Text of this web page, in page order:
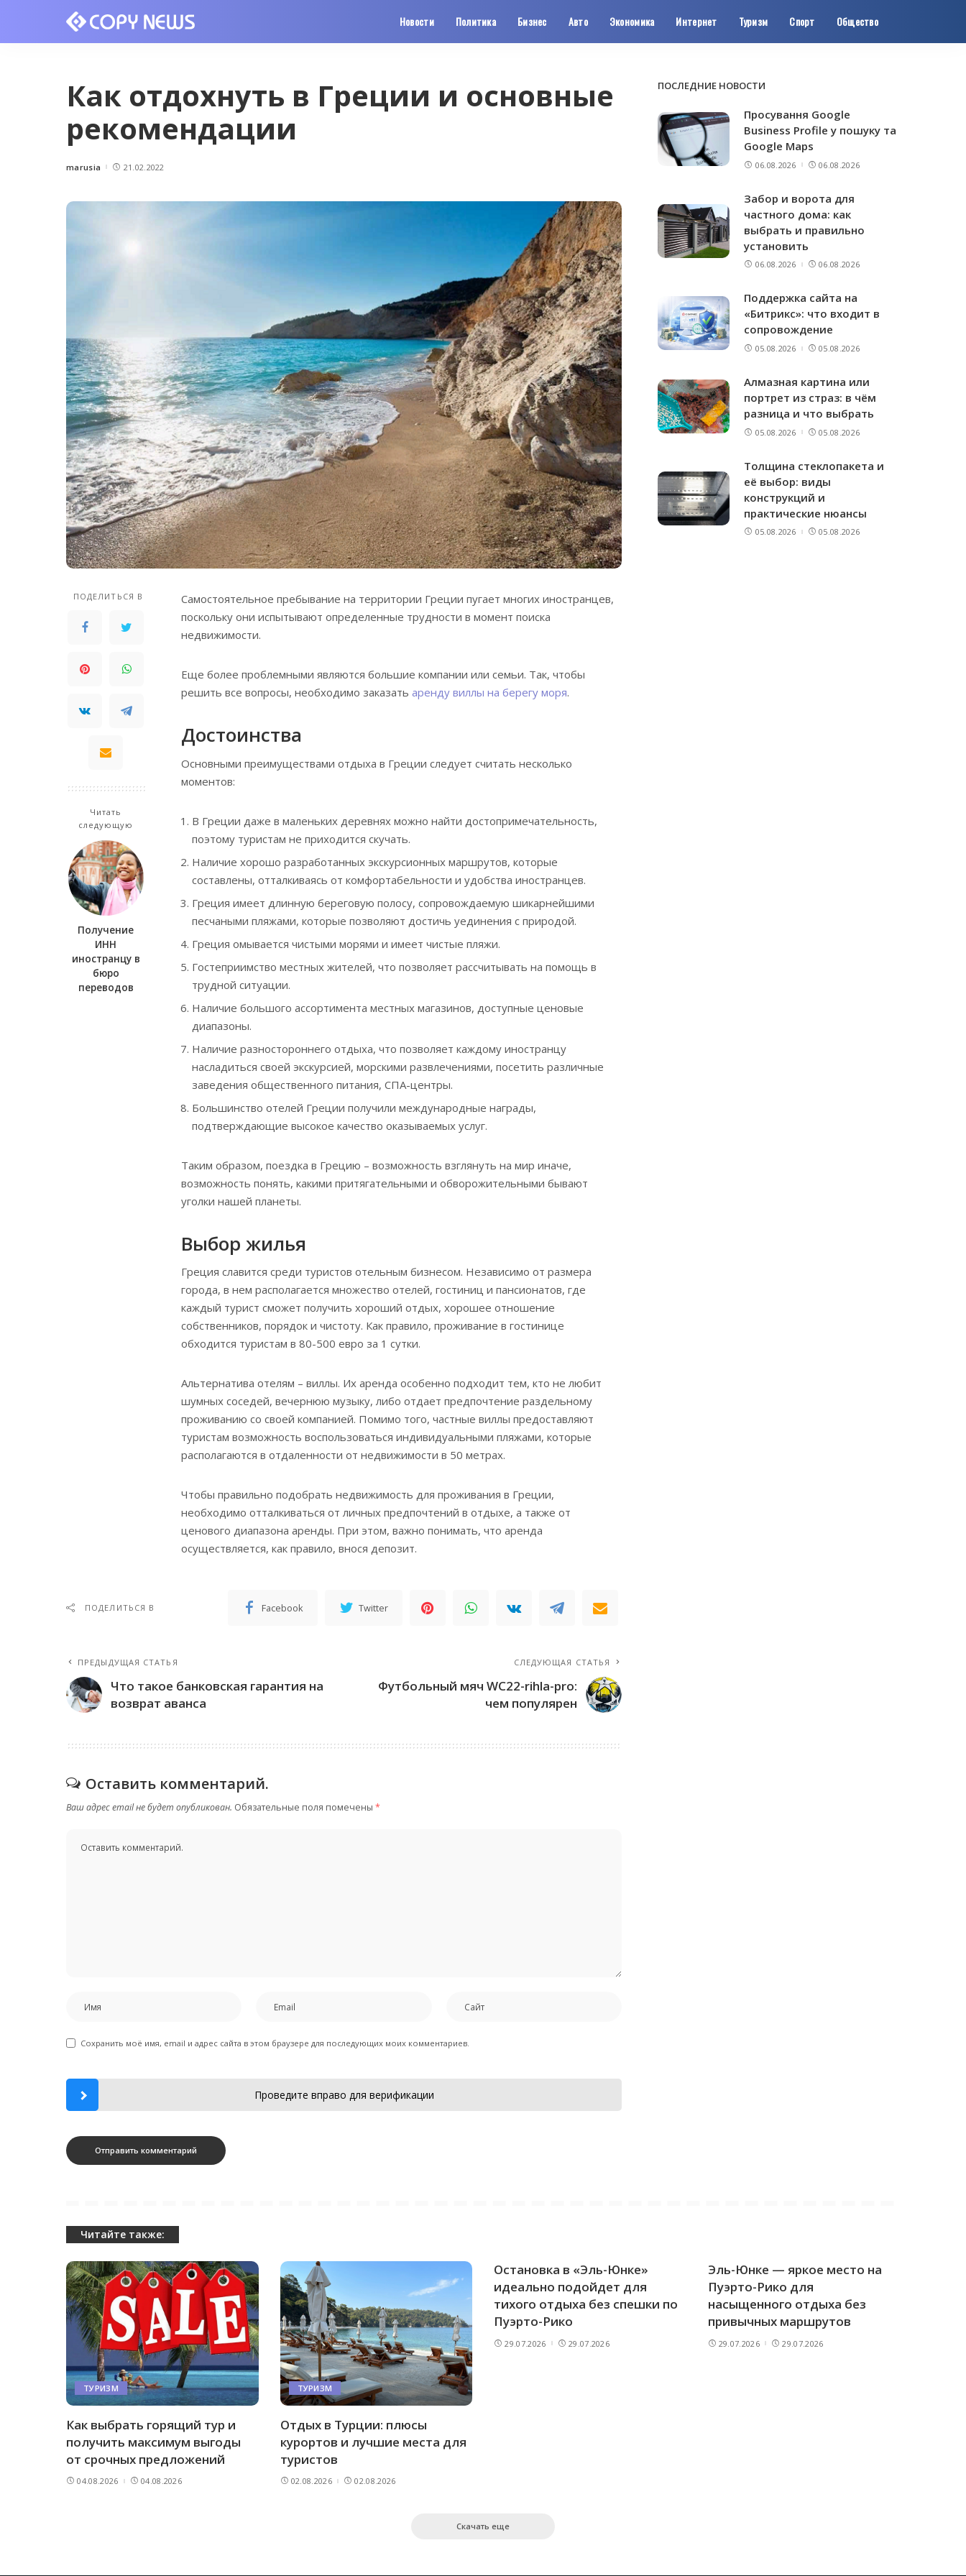
Новости Политика Бизнес Авто Экономика Интернет Туризм Спорт Общество
Как отдохнуть в Греции и основные
рекомендации
Posted
marusia 21.02.2022
ПОДЕЛИТЬСЯ В
Читать
следующую
Получение
ИНН
иностранцу в
бюро
переводов
Самостоятельное пребывание на территории Греции пугает многих иностранцев,
поскольку они испытывают определенные трудности в момент поиска
недвижимости.
Еще более проблемными являются большие компании или семьи. Так, чтобы
решить все вопросы, необходимо заказать аренду виллы на берегу моря.
Достоинства
Основными преимуществами отдыха в Греции следует считать несколько
моментов:
В Греции даже в маленьких деревнях можно найти достопримечательность,
поэтому туристам не приходится скучать.
Наличие хорошо разработанных экскурсионных маршрутов, которые
составлены, отталкиваясь от комфортабельности и удобства иностранцев.
Греция имеет длинную береговую полосу, сопровождаемую шикарнейшими
песчаными пляжами, которые позволяют достичь уединения с природой.
Греция омывается чистыми морями и имеет чистые пляжи.
Гостеприимство местных жителей, что позволяет рассчитывать на помощь в
трудной ситуации.
Наличие большого ассортимента местных магазинов, доступные ценовые
диапазоны.
Наличие разностороннего отдыха, что позволяет каждому иностранцу
насладиться своей экскурсией, морскими развлечениями, посетить различные
заведения общественного питания, СПА-центры.
Большинство отелей Греции получили международные награды,
подтверждающие высокое качество оказываемых услуг.
Таким образом, поездка в Грецию – возможность взглянуть на мир иначе,
возможность понять, какими притягательными и обворожительными бывают
уголки нашей планеты.
Выбор жилья
Греция славится среди туристов отельным бизнесом. Независимо от размера
города, в нем располагается множество отелей, гостиниц и пансионатов, где
каждый турист сможет получить хороший отдых, хорошее отношение
собственников, порядок и чистоту. Как правило, проживание в гостинице
обходится туристам в 80-500 евро за 1 сутки.
Альтернатива отелям – виллы. Их аренда особенно подходит тем, кто не любит
шумных соседей, вечернюю музыку, либо отдает предпочтение раздельному
проживанию со своей компанией. Помимо того, частные виллы предоставляют
туристам возможность воспользоваться индивидуальными пляжами, которые
располагаются в отдаленности от недвижимости в 50 метрах.
Чтобы правильно подобрать недвижимость для проживания в Греции,
необходимо отталкиваться от личных предпочтений в отдыхе, а также от
ценового диапазона аренды. При этом, важно понимать, что аренда
осуществляется, как правило, внося депозит.
ПОДЕЛИТЬСЯ В Facebook Twitter
ПРЕДЫДУЩАЯ СТАТЬЯ
Что такое банковская гарантия на
возврат аванса
СЛЕДУЮЩАЯ СТАТЬЯ
Футбольный мяч WC22-rihla-pro:
чем популярен
Оставить комментарий.
Ваш адрес email не будет опубликован. Обязательные поля помечены *
Сохранить моё имя, email и адрес сайта в этом браузере для последующих моих комментариев.
Проведите вправо для верификации
ПОСЛЕДНИЕ НОВОСТИ
Просування Google
Business Profile у пошуку та
Google Maps
06.08.2026 06.08.2026
Забор и ворота для
частного дома: как
выбрать и правильно
установить
06.08.2026 06.08.2026
Поддержка сайта на
«Битрикс»: что входит в
сопровождение
05.08.2026 05.08.2026
Алмазная картина или
портрет из страз: в чём
разница и что выбрать
05.08.2026 05.08.2026
Толщина стеклопакета и
её выбор: виды
конструкций и
практические нюансы
05.08.2026 05.08.2026
Читайте также:
ТУРИЗМ
Как выбрать горящий тур и
получить максимум выгоды
от срочных предложений
04.08.2026 04.08.2026
ТУРИЗМ
Отдых в Турции: плюсы
курортов и лучшие места для
туристов
02.08.2026 02.08.2026
Остановка в «Эль-Юнке»
идеально подойдет для
тихого отдыха без спешки по
Пуэрто-Рико
29.07.2026 29.07.2026
Эль-Юнке — яркое место на
Пуэрто-Рико для
насыщенного отдыха без
привычных маршрутов
29.07.2026 29.07.2026
Скачать еще